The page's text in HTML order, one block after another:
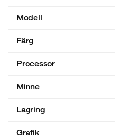
Modell
Färg
Processor
Minne
Lagring
Grafik